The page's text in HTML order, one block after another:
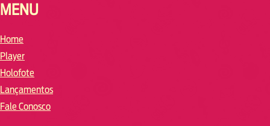
MENU
Home
Player
Holofote
Lançamentos
Fale Conosco